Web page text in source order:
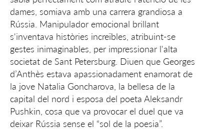
dames, somiava amb una carrera grandiosa a
Rússia. Manipulador emocional brillant
s'inventava històries increïbles, atribuint-se
gestes inimaginables, per impressionar l'alta
societat de Sant Petersburg. Diuen que Georges
d’Anthès estava apassionadament enamorat de
la jove Natalia Goncharova, la bellesa de la
capital del nord i esposa del poeta Aleksandr
Pushkin, cosa que va provocar el duel que va
deixar Rússia sense el “sol de la poesia”.